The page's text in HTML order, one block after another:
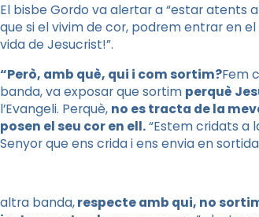
El bisbe Gordo va alertar a “estar atents
que si el vivim de cor, podrem entrar en
vida de Jesucrist!”.
“Però, amb què, qui i com sortim?Fem
banda, va exposar que sortim perquè
l’Evangeli. Perquè, no es tracta de la
posen el seu cor en ell.“Estem cridats a
Senyor que ens crida i ens envia en
altra banda,respecte amb qui, no